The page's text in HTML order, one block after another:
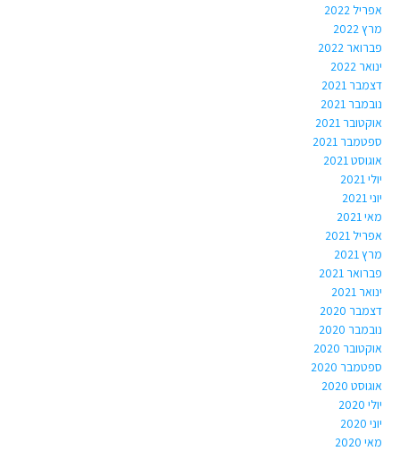
אפריל 2022
מרץ 2022
פברואר 2022
ינואר 2022
דצמבר 2021
נובמבר 2021
אוקטובר 2021
ספטמבר 2021
אוגוסט 2021
יולי 2021
יוני 2021
מאי 2021
אפריל 2021
מרץ 2021
פברואר 2021
ינואר 2021
דצמבר 2020
נובמבר 2020
אוקטובר 2020
ספטמבר 2020
אוגוסט 2020
יולי 2020
יוני 2020
מאי 2020